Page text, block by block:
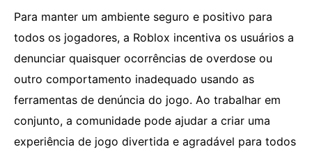
Para manter um ambiente seguro e positivo para
todos os jogadores, a Roblox incentiva os usuários a
denunciar quaisquer ocorrências de overdose ou
outro comportamento inadequado usando as
ferramentas de denúncia do jogo. Ao trabalhar em
conjunto, a comunidade pode ajudar a criar uma
experiência de jogo divertida e agradável para todos